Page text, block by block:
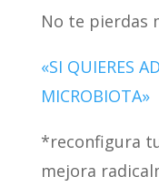
No te pierdas
«SI QUIERES
MICROBIOTA»
*reconfigura
mejora